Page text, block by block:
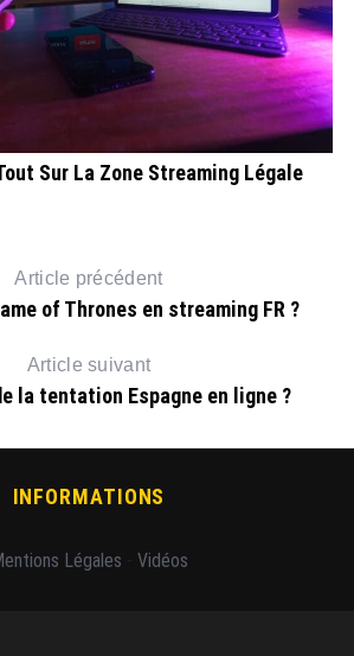
Sur La Zone Streaming Légale
Article précédent
of Thrones en streaming FR ?
Article suivant
la tentation Espagne en ligne ?
INFORMATIONS
Légales Vidéos